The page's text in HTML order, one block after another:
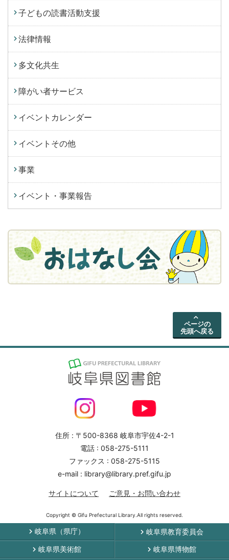
子どもの読書活動支援
法律情報
多文化共生
障がい者サービス
イベントカレンダー
イベントその他
事業
イベント・事業報告
ページの
先頭へ戻る
住所 : 〒500-8368 岐阜市宇佐4-2-1
電話 : 058-275-5111
ファックス : 058-275-5115
e-mail : library@library.pref.gifu.jp
サイトについて ご意見・お問い合わせ
Copyright © Gifu Prefectural Library.All rights reserved.
岐阜県（県庁）
岐阜県教育委員会
岐阜県美術館
岐阜県博物館